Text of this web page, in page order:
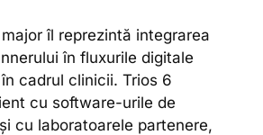
îl reprezintă integrarea
în fluxurile digitale
cadrul clinicii. Trios 6
cu software-urile de
cu laboratoarele partenere,